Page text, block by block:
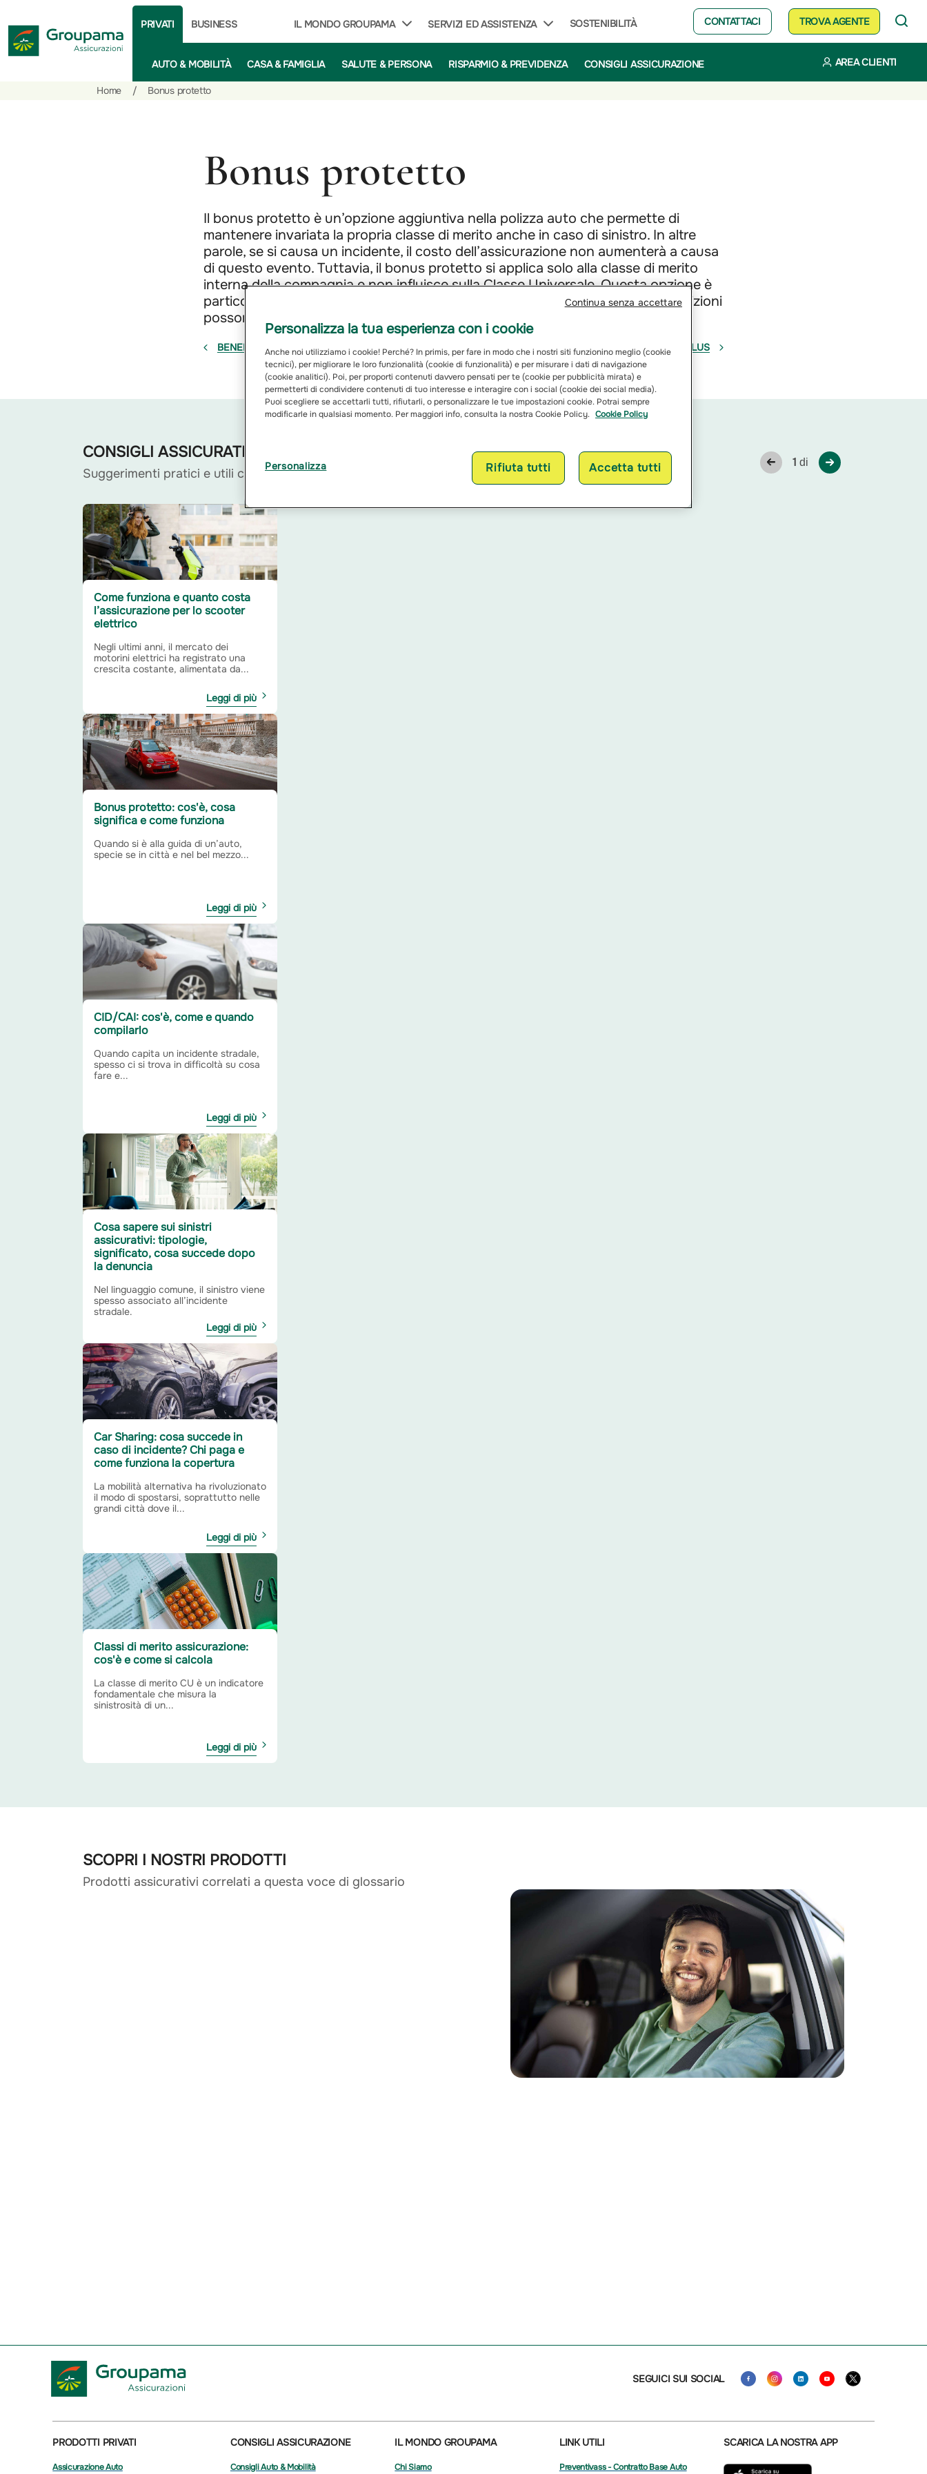
PRIVATI BUSINESS IL MONDO GROUPAMA SERVIZI ED ASSISTENZA SOSTENIBILITÀ CONTATTACI TROVA AGENTE
AUTO & MOBILITÀ CASA & FAMIGLIA SALUTE & PERSONA RISPARMIO & PREVIDENZA CONSIGLI ASSICURAZIONE AREA CLIENTI
Home / Bonus protetto
Bonus protetto
Il bonus protetto è un’opzione aggiuntiva nella polizza auto che permette di
mantenere invariata la propria classe di merito anche in caso di sinistro. In altre
parole, se si causa un incidente, il costo dell’assicurazione non aumenterà a causa
di questo evento. Tuttavia, il bonus protetto si applica solo alla classe di merito
interna della compagnia e non influisce sulla Classe Universale. Questa opzione è
particolarmente utile per chi ha un buon storico di guida, ma il costo e le condizioni
possono variare tra le compagnie assicurative.
BENEFICIARIO BONUS-MALUS
CONSIGLI ASSICURATIVI
Suggerimenti pratici e utili correlati a questa tematica
1 di
Come funziona e quanto costa
l’assicurazione per lo scooter
elettrico
Negli ultimi anni, il mercato dei
motorini elettrici ha registrato una
crescita costante, alimentata da...
Leggi di più
Bonus protetto: cos'è, cosa
significa e come funziona
Quando si è alla guida di un’auto,
specie se in città e nel bel mezzo...
Leggi di più
CID/CAI: cos'è, come e quando
compilarlo
Quando capita un incidente stradale,
spesso ci si trova in difficoltà su cosa
fare e...
Leggi di più
Cosa sapere sui sinistri
assicurativi: tipologie,
significato, cosa succede dopo
la denuncia
Nel linguaggio comune, il sinistro viene
spesso associato all’incidente
stradale.
Leggi di più
Car Sharing: cosa succede in
caso di incidente? Chi paga e
come funziona la copertura
La mobilità alternativa ha rivoluzionato
il modo di spostarsi, soprattutto nelle
grandi città dove il...
Leggi di più
Classi di merito assicurazione:
cos'è e come si calcola
La classe di merito CU è un indicatore
fondamentale che misura la
sinistrosità di un...
Leggi di più
SCOPRI I NOSTRI PRODOTTI
Prodotti assicurativi correlati a questa voce di glossario
SEGUICI SUI SOCIAL
PRODOTTI PRIVATI
Assicurazione Auto
CONSIGLI ASSICURAZIONE
Consigli Auto & Mobilità
IL MONDO GROUPAMA
Chi Siamo
LINK UTILI
Preventivass - Contratto Base Auto
SCARICA LA NOSTRA APP
Personalizza la tua esperienza con i cookie
Anche noi utilizziamo i cookie! Perché? In primis, per fare in modo che i nostri siti funzionino meglio (cookie
tecnici), per migliorare le loro funzionalità (cookie di funzionalità) e per misurare i dati di navigazione
(cookie analitici). Poi, per proporti contenuti davvero pensati per te (cookie per pubblicità mirata) e
permetterti di condividere contenuti di tuo interesse e interagire con i social (cookie dei social media).
Puoi scegliere se accettarli tutti, rifiutarli, o personalizzare le tue impostazioni cookie. Potrai sempre
modificarle in qualsiasi momento. Per maggiori info, consulta la nostra Cookie Policy. Cookie Policy
Rifiuta tutti Accetta tutti
Personalizza
Continua senza accettare